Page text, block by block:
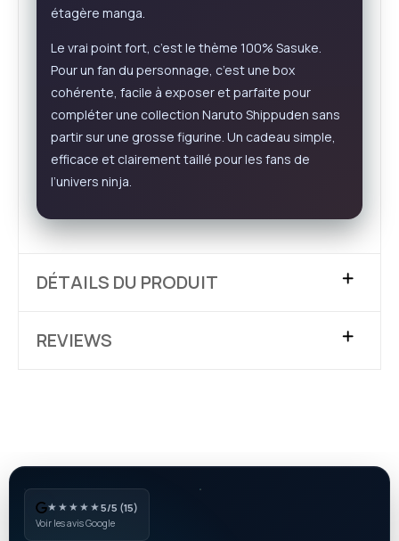
étagère manga.
Le vrai point fort, c’est le thème 100% Sasuke.
Pour un fan du personnage, c’est une box
cohérente, facile à exposer et parfaite pour
compléter une collection Naruto Shippuden sans
partir sur une grosse figurine. Un cadeau simple,
efficace et clairement taillé pour les fans de
l’univers ninja.
DÉTAILS DU PRODUIT
REVIEWS
★★★★★5/5 (15)
Voir les avis Google